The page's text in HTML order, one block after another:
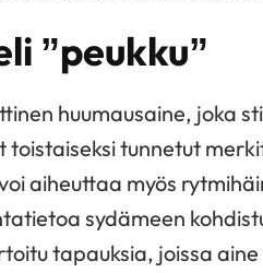
”peukku”
huumausaine, joka
toistaiseksi tunnetut
aiheuttaa myös
sydämeen
tapauksia, joissa